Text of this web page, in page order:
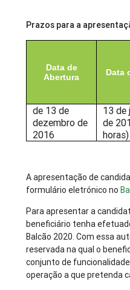
Prazos para a
Data de
Abertura
Data
de 13 de
dezembrode
2016
13 de
de
horas)
A apresentação de
formulário eletrónico no
Para apresentar a
beneficiário tenha
Balcão 2020. Com essa
reservada na qual o
conjunto de
operação a que pretenda